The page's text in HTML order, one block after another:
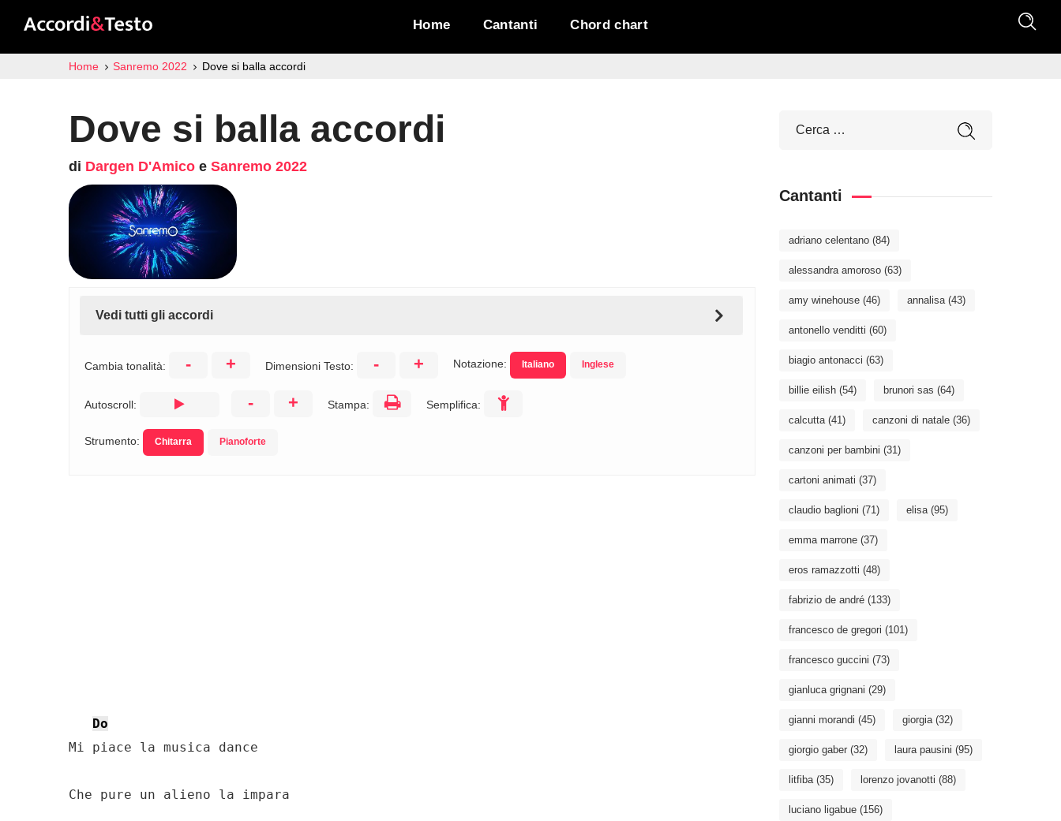
Home Cantanti Chord chart
Home Sanremo 2022 Dove si balla accordi
Dove si balla accordi
di Dargen D'Amico e Sanremo 2022
Vedi tutti gli accordi
Cambia tonalità: - + Dimensioni Testo: - + Notazione: Italiano Inglese
Autoscroll: - + Stampa: Semplifica:
Strumento: Chitarra Pianoforte
Do
Mi piace la musica dance
Che pure un alieno la impara
Cantanti
adriano celentano (84)
alessandra amoroso (63)
amy winehouse (46) annalisa(43)
antonello venditti (60)
biagio antonacci (63)
billie eilish (54) brunori sas (64)
calcutta(41) canzoni di natale (36)
canzoni per bambini (31)
cartoni animati (37)
claudio baglioni (71) elisa(95)
emma marrone (37)
eros ramazzotti (48)
fabrizio de andré (133)
francesco de gregori (101)
francesco guccini (73)
gianluca grignani (29)
gianni morandi (45) giorgia(32)
giorgio gaber (32) laura pausini (95)
litfiba(35) lorenzo jovanotti (88)
luciano ligabue (156)